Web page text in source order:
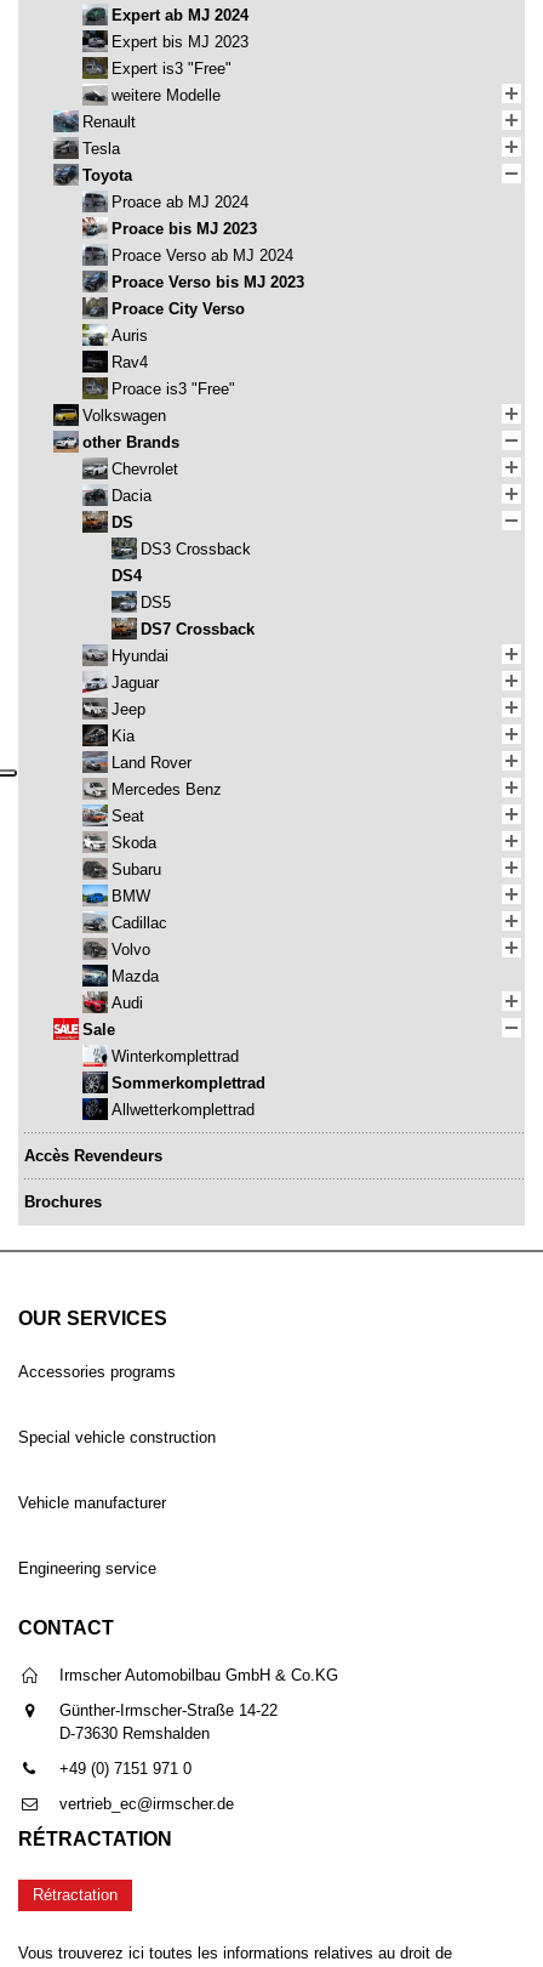
Expert ab MJ 2024
Expert bis MJ 2023
Expert is3 "Free"
weitere Modelle
Renault
Tesla
Toyota
Proace ab MJ 2024
Proace bis MJ 2023
Proace Verso ab MJ 2024
Proace Verso bis MJ 2023
Proace City Verso
Auris
Rav4
Proace is3 "Free"
Volkswagen
other Brands
Chevrolet
Dacia
DS
DS3 Crossback
DS4
DS5
DS7 Crossback
Hyundai
Jaguar
Jeep
Kia
Land Rover
Mercedes Benz
Seat
Skoda
Subaru
BMW
Cadillac
Volvo
Mazda
Audi
Sale
Winterkomplettrad
Sommerkomplettrad
Allwetterkomplettrad
Accès Revendeurs
Brochures
OUR SERVICES
Accessories programs
Special vehicle construction
Vehicle manufacturer
Engineering service
CONTACT
Irmscher Automobilbau GmbH & Co.KG
Günther-Irmscher-Straße 14-22
D-73630 Remshalden
+49 (0) 7151 971 0
vertrieb_ec@irmscher.de
RÉTRACTATION
Rétractation
Vous trouverez ici toutes les informations relatives au droit de